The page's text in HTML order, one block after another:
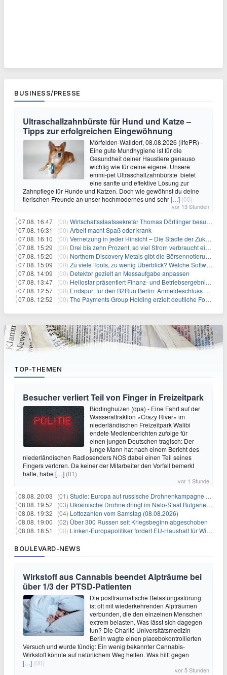
BUSINESS/PRESSE
Ultraschallzahnbürste für Hund und Katze –
Tipps zur erfolgreichen Eingewöhnung
Mörfelden-Walldorf, 08.08.2026 (lifePR) -
Eine gute Mundhygiene ist für die
Gesundheit deiner Haustiere genauso
wichtig wie für deine eigene. Unsere
emmi-pet Ultraschallzahnbürste bietet
eine sanfte und effektive Lösung zur
Zahnpflege für Hunde und Katzen. Doch wie gewöhnst du deine
tierischen Freunde an unser hochmodernes und sehr[…] (00)
vor 13 Stunden
07.08. 16:47 | (00) Wirtschaftsstaatssekretär Thomas Dörflinger besucht Handwerksbetrieb im Kammerbezirk Freiburg
07.08. 16:31 | (00) Arbeit macht Spaß oder krank
07.08. 16:10 | (00) Vernetzung in jeder Hinsicht – Die Städte der Zukunft sind grün-blau
07.08. 15:29 | (00) Drei bis zehn Prozent, so viel Strom verbraucht ein Aufzug im Gebäude
07.08. 15:20 | (00) Northern Discovery Metals gibt die Börsennotierung an der Frankfurter Wertpapierbörse bekannt
07.08. 15:09 | (00) Zu viele Tools, zu wenig Überblick? Welche Software IT-Dienstleister wirklich brauchen
07.08. 14:09 | (00) Detektor gezielt an Messaufgabe anpassen
07.08. 13:47 | (00) Heliostar präsentiert Finanz- und Betriebsergebnis für das zweite Quartal 2026 mit Goldproduktion und Barreserven in Rekordhöhe
07.08. 12:57 | (00) Endspurt für den B2Run Berlin: Anmeldeschluss am 26. August
07.08. 12:52 | (00) The Payments Group Holding erzielt deutliche Fortschritte bei ihren AI-Projekten
TOP-THEMEN
Besucher verliert Teil von Finger in Freizeitpark
Biddinghuizen (dpa) - Eine Fahrt auf der
Wasserattraktion «Crazy River» im
niederländischen Freizeitpark Walibi
endete Medienberichten zufolge für
einen jungen Deutschen tragisch: Der
junge Mann hat nach einem Bericht des
niederländischen Radiosenders NOS dabei einen Teil seines
Fingers verloren. Da keiner der Mitarbeiter den Vorfall bemerkt
hatte, habe […] (01)
vor 1 Stunde
08.08. 20:03 | (01) Studie: Europa auf russische Drohnenkampagne unzureichend vorbereitet
08.08. 19:52 | (03) Ukrainische Drohne dringt im Nato-Staat Bulgarien ein
08.08. 19:32 | (04) Lottozahlen vom Samstag (08.08.2026)
08.08. 19:00 | (02) Über 300 Russen seit Kriegsbeginn abgeschoben
08.08. 18:51 | (00) Linken-Europapolitiker fordert EU-Haushalt für Wirtschaftsumbau
BOULEVARD-NEWS
Wirkstoff aus Cannabis beendet Alpträume bei
über 1/3 der PTSD-Patienten
Die posttraumatische Belastungsstörung
ist oft mit wiederkehrenden Alpträumen
verbunden, die den einzelnen Menschen
extrem belasten. Was lässt sich dagegen
tun? Die Charité Universitätsmedizin
Berlin wagte einen placebokontrollierten
Versuch und wurde fündig: Ein wenig bekannter Cannabis-
Wirkstoff könnte auf natürlichem Weg helfen. Was hilft gegen
[…] (00)
vor 5 Stunden